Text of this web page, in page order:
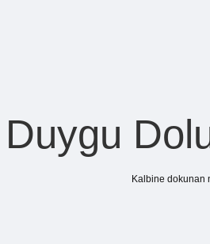
Duygu
Kalbine dokunan